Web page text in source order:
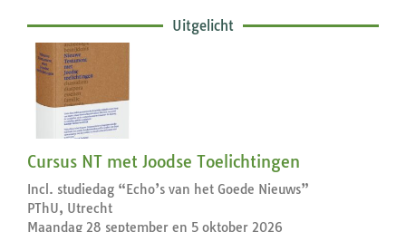
Uitgelicht
Cursus NT met Joodse Toelichtingen
Incl. studiedag “Echo’s van het Goede Nieuws”
PThU, Utrecht
Maandag 28 september en 5 oktober 2026